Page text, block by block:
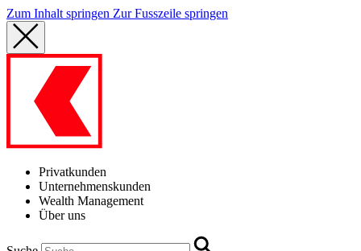
Zum Inhalt springen Zur Fusszeile springen
Privatkunden
Unternehmenskunden
Wealth Management
Über uns